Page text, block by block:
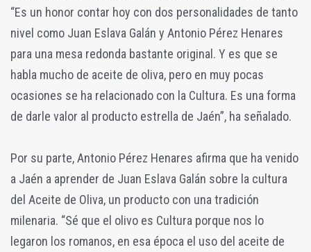
“Es un honor contar hoy con dos personalidades de tanto
nivel como Juan Eslava Galán y Antonio Pérez Henares
para una mesa redonda bastante original. Y es que se
habla mucho de aceite de oliva, pero en muy pocas
ocasiones se ha relacionado con la Cultura. Es una forma
de darle valor al producto estrella de Jaén”, ha señalado.
Por su parte, Antonio Pérez Henares afirma que ha venido
a Jaén a aprender de Juan Eslava Galán sobre la cultura
del Aceite de Oliva, un producto con una tradición
milenaria. “Sé que el olivo es Cultura porque nos lo
legaron los romanos, en esa época el uso del aceite de